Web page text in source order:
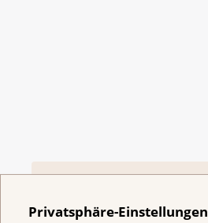
Privatsphäre-Einstellungen